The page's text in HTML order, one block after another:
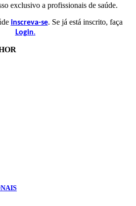
exclusivo a profissionais de saúde.
inscreva-se. Se já está inscrito, faça
Login.